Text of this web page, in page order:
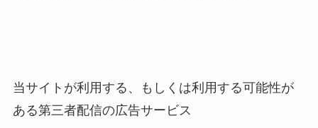
当サイトが利用する、もしくは利用する可能性が
ある第三者配信の広告サービス